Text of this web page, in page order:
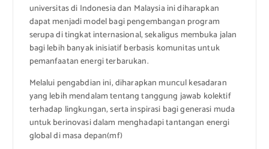
universitas di Indonesia dan Malaysia ini diharapkan
dapat menjadi model bagi pengembangan program
serupa di tingkat internasional, sekaligus membuka jalan
bagi lebih banyak inisiatif berbasis komunitas untuk
pemanfaatan energi terbarukan.
Melalui pengabdian ini, diharapkan muncul kesadaran
yang lebih mendalam tentang tanggung jawab kolektif
terhadap lingkungan, serta inspirasi bagi generasi muda
untuk berinovasi dalam menghadapi tantangan energi
global di masa depan(mf)